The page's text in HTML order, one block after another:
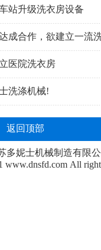
站升级洗衣房设备
成合作，欲建立一流
医院洗衣房
洗涤机械!
返回顶部
多妮士机械制造有限
www.dnsfd.com All